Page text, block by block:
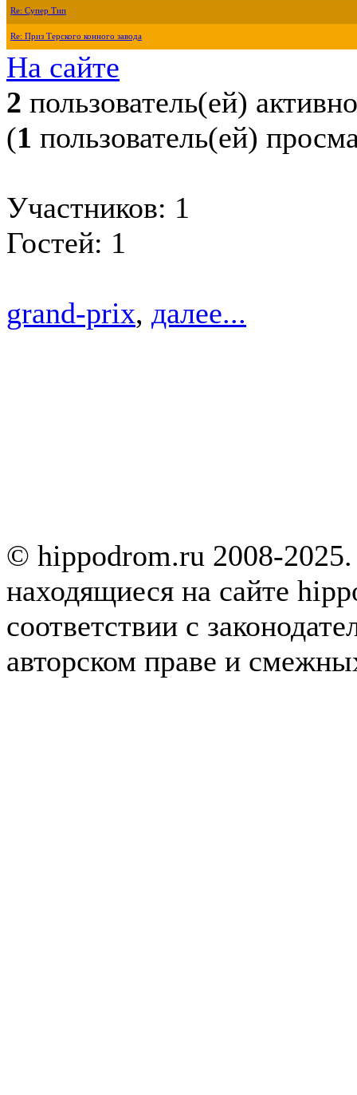
Re: Супер Тип
Re: Приз Терского конного завода
На сайте
2 пользователь(ей) активно
(1 пользователь(ей)
Участников: 1
Гостей: 1
grand-prix, далее...
© hippodrom.ru 2008-
находящиеся на сайте
соответствии с
авторском праве и